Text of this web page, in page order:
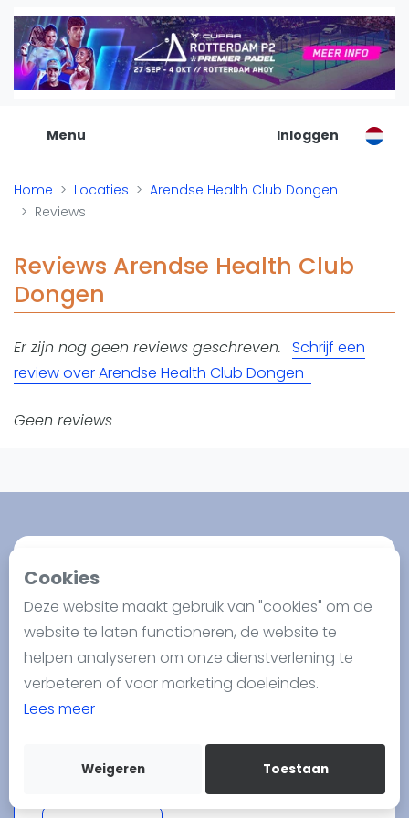
Cookies
Deze website maakt gebruik van "cookies" om de
website te laten functioneren, de website te
helpen analyseren om onze dienstverlening te
verbeteren of voor marketing doeleindes.
Lees meer
Weigeren Toestaan
Menu
De Padel Gids
Alle padel locaties
Padelwinkels
Organisatie
Banenbouwers
Overige categorien
Padelscholen
Toevoegen data
Padel
Forum
Nieuws
Padelgear
Overige
Informatie
Over ons
Contact
Adverteren
Insights
WhatsApp
Join WhatsApp Community
Inloggen
Home Locaties
Arendse Health Club Dongen
Reviews
Reviews Arendse Health Club
Dongen
Er zijn nog geen reviews geschreven. Schrijf een
review over Arendse Health Club Dongen
Geen reviews
Padelshop.com
PadelShop.com is geboren als gevolg van
onze passie voor padel. Dankzij onze ervaring
op onze fysieke locatie in Rijswijk op La Playa
kunnen we advies geven aan beginnende,
intermediaire en professionele spelers. Als
speler wilt u misschien de padel rackets
uitproberen die door professionals worden